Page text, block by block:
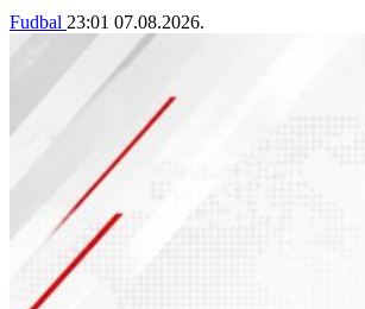
Fudbal 23:01 07.08.2026.